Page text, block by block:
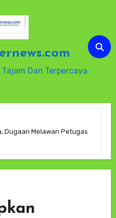
Dan Terpercaya
Dugaan Melawan Petugas